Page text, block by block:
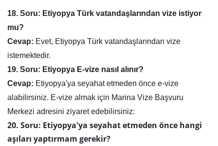
18. Soru: Etiyopya Türk vatandaşlarından vize istiyor
mu?
Cevap: Evet, Etiyopya Türk vatandaşlarından vize
istemektedir.
19. Soru: Etiyopya E-vize nasıl alınır?
Cevap: Etiyopya'ya seyahat etmeden önce e-vize
alabilirsiniz. E-vize almak için Marina Vize Başvuru
Merkezi adresini ziyaret edebilirsiniz:
20. Soru: Etiyopya'ya seyahat etmeden önce hangi
aşıları yaptırmam gerekir?